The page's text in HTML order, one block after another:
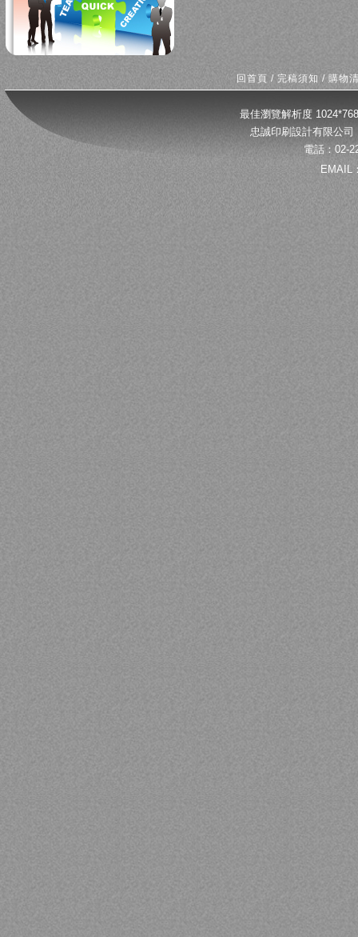
回首頁 /完稿須知 /購物
最佳瀏覽解析度
忠誠印刷設計有限公
電話：02-
EMAIL